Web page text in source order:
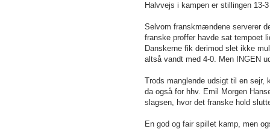
Halvvejs i kampen er stillingen 13-
Selvom franskmændene serverer
franske proffer havde sat tempoet
Danskerne fik derimod slet ikke
altså vandt med 4-0. Men INGEN
Trods manglende udsigt til en
da også for hhv. Emil Morgen
slagsen, hvor det franske hold
En god og fair spillet kamp, men